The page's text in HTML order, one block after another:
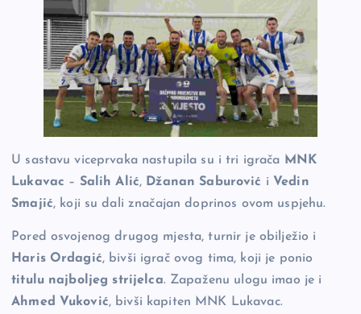
U sastavu viceprvaka nastupila su i tri igrača MNK
Lukavac – Salih Alić, Džanan Saburović i Vedin
Smajić, koji su dali značajan doprinos ovom uspjehu.
Pored osvojenog drugog mjesta, turnir je obilježio i
Haris Ordagić, bivši igrač ovog tima, koji je ponio
titulu najboljeg strijelca. Zapaženu ulogu imao je i
Ahmed Vuković, bivši kapiten MNK Lukavac.